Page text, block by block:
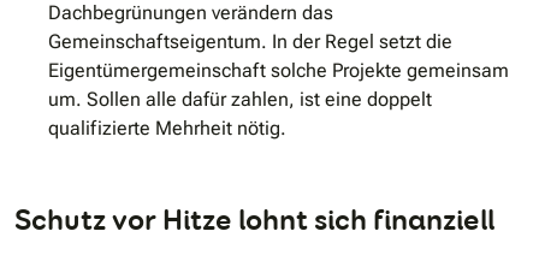
Dachbegrünungen verändern das
Gemeinschaftseigentum. In der Regel setzt die
Eigentümergemeinschaft solche Projekte gemeinsam
um. Sollen alle dafür zahlen, ist eine doppelt
qualifizierte Mehrheit nötig.
Schutz vor Hitze lohnt sich finanziell